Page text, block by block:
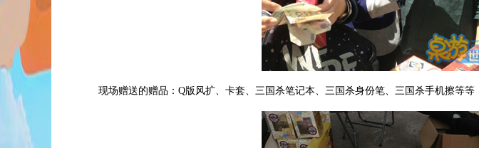
现场赠送的赠品：Q版风扩、卡套、三国杀笔记本、三国杀身份笔、三国杀手机擦等等